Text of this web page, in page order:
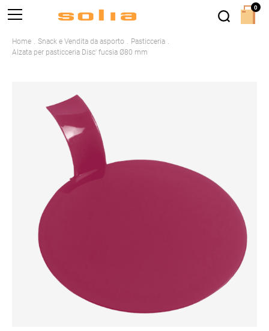
Home Snack e Vendita da asporto
Pasticceria
Alzata per pasticceria Disc' fucsia Ø80 mm
0